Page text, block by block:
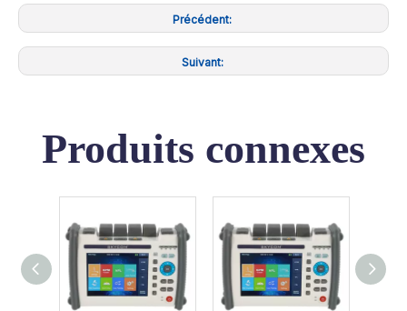
Précédent:
Suivant:
Produits connexes